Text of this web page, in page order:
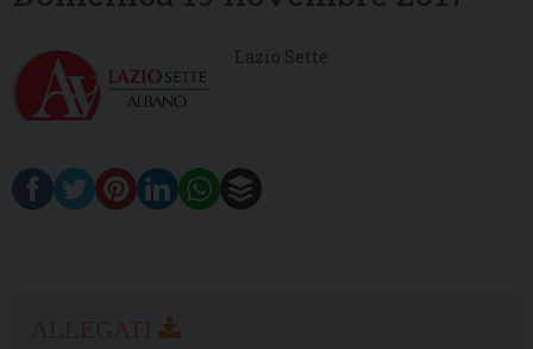
Lazio Sette